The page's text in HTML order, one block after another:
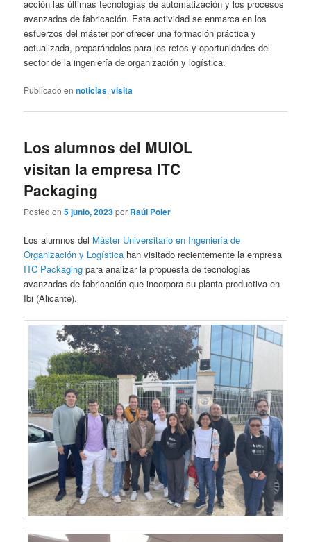
acción las últimas tecnologías de automatización y los procesos
avanzados de fabricación. Esta actividad se enmarca en los
esfuerzos del máster por ofrecer una formación práctica y
actualizada, preparándolos para los retos y oportunidades del
sector de la ingeniería de organización y logística.
Publicado en noticias,visita
Los alumnos del MUIOL
visitan la empresa ITC
Packaging
Posted on5 junio, 2023por Raúl Poler
Los alumnos del Máster Universitario en Ingeniería de
Organización y Logística han visitado recientemente la empresa
ITC Packaging para analizar la propuesta de tecnologías
avanzadas de fabricación que incorpora su planta productiva en
Ibi (Alicante).